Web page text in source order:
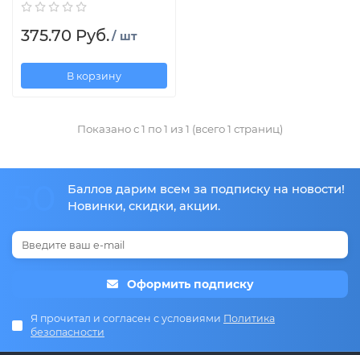
375.70 Руб./ шт
В корзину
Показано с 1 по 1 из 1 (всего 1 страниц)
Баллов дарим всем за подписку на новости!
Новинки, скидки, акции.
Оформить подписку
Я прочитал и согласен с условиями Политика
безопасности